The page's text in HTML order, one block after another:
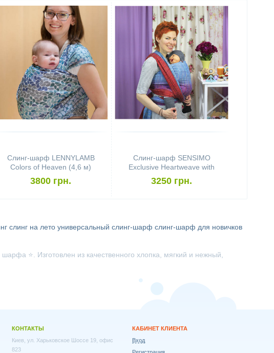
Слинг-шарф LENNYLAMB
Colors of Heaven (4,6 м)
3800 грн.
Слинг-шарф SENSIMO
Exclusive Heartweave with
Red Shadow (4,6 м)
3250 грн.
слинг на лето универсальный слинг-шарф слинг-шарф для новичков
⭐. Изготовлен из качественного хлопка, мягкий и нежный,
КОНТАКТЫ
Киев, ул. Харьковское Шоссе 19, офис
823
КАБИНЕТ КЛИЕНТА
Вход